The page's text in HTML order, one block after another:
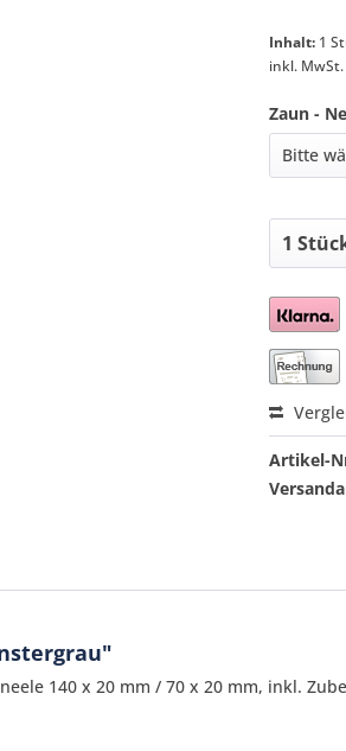
Inhalt: 1
inkl.
Zaun -
Preis
Artikel-
140 x 20 mm / 70 x 20 mm, inkl.